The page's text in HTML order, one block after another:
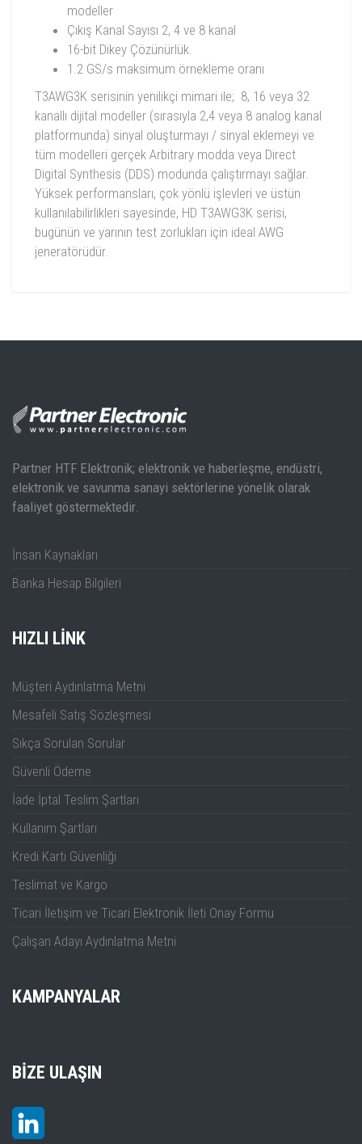
modeller
Çıkış Kanal Sayısı 2, 4 ve 8 kanal
16-bit Dikey Çözünürlük.
1.2 GS/s maksimum örnekleme oranı
T3AWG3K serisinin yenilikçi mimari ile; 8, 16 veya 32
kanallı dijital modeller (sırasıyla 2,4 veya 8 analog kanal
platformunda) sinyal oluşturmayı / sinyal eklemeyi ve
tüm modelleri gerçek Arbitrary modda veya Direct
Digital Synthesis (DDS) modunda çalıştırmayı sağlar.
Yüksek performansları, çok yönlü işlevleri ve üstün
kullanılabilirlikleri sayesinde, HD T3AWG3K serisi,
bugünün ve yarının test zorlukları için ideal AWG
jeneratörüdür.
Partner HTF Elektronik; elektronik ve haberleşme, endüstri,
elektronik ve savunma sanayi sektörlerine yönelik olarak
faaliyet göstermektedir.
İnsan Kaynakları
Banka Hesap Bilgileri
HIZLI LINK
Müşteri Aydınlatma Metni
Mesafeli Satış Sözleşmesi
Sıkça Sorulan Sorular
Güvenli Ödeme
İade İptal Teslim Şartları
Kullanım Şartları
Kredi Kartı Güvenliği
Teslimat ve Kargo
Ticari İletişim ve Ticari Elektronik İleti Onay Formu
Çalışan Adayı Aydınlatma Metni
KAMPANYALAR
BIZE ULAŞIN